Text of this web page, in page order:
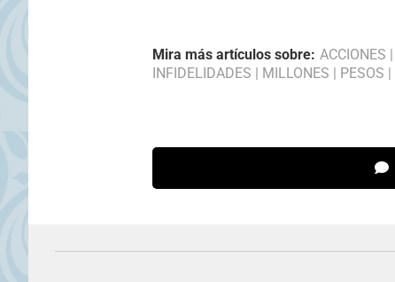
Mira más artículos sobre: ACCIONES |
INFIDELIDADES | MILLONES | PESOS |